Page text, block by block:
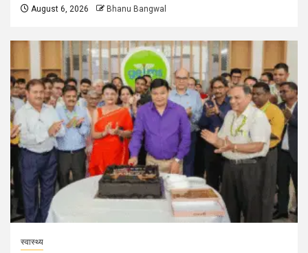
August 6, 2026 Bhanu Bangwal
स्वास्थ्य